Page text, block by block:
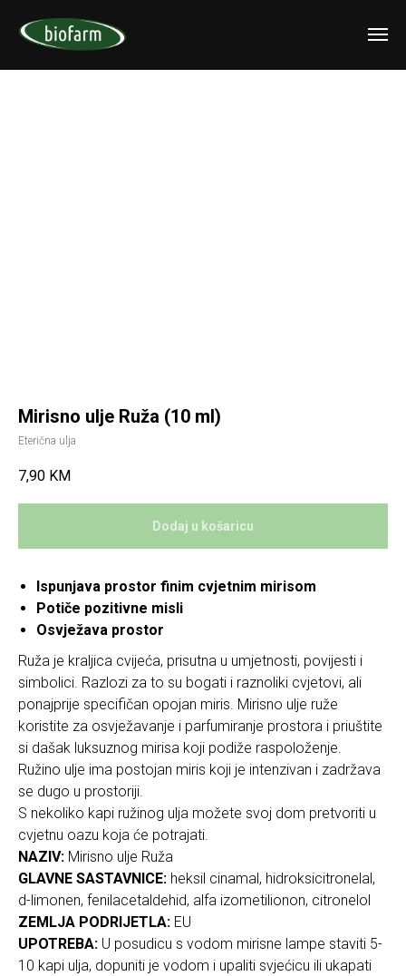
Mirisno ulje Ruža (10 ml)
Eterična ulja
7,90 KM
Dodaj u košaricu
Ispunjava prostor finim cvjetnim mirisom
Potiče pozitivne misli
Osvježava prostor
Ruža je kraljica cvijeća, prisutna u umjetnosti, povijesti i
simbolici. Razlozi za to su bogati i raznoliki cvjetovi, ali
ponajprije specifičan opojan miris. Mirisno ulje ruže
koristite za osvježavanje i parfumiranje prostora i priuštite
si dašak luksuznog mirisa koji podiže raspoloženje.
Ružino ulje ima postojan miris koji je intenzivan i zadržava
se dugo u prostoriji.
S nekoliko kapi ružinog ulja možete svoj dom pretvoriti u
cvjetnu oazu koja će potrajati.
NAZIV: Mirisno ulje Ruža
GLAVNE SASTAVNICE: heksil cinamal, hidroksicitronelal,
d-limonen, fenilacetaldehid, alfa izometilionon, citronelol
ZEMLJA PODRIJETLA: EU
UPOTREBA: U posudicu s vodom mirisne lampe staviti 5-
10 kapi ulja, dopuniti je vodom i upaliti svjećicu ili ukapati